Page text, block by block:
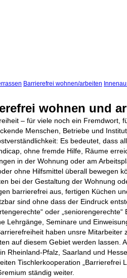
Barrierefrei wohnen/arbeiten
wohnen und
– für viele noch ein Fremdwort,
Menschen, Betriebe und
Es bedeutet, dass
ohne fremde Hilfe, Räume
in der Wohnung oder am
ohne Hilfsmittel überall bewegen
bei der Gestaltung der Wohnung
barrierefrei aus, fertigen Küchen
sind ohne dass der Eindruck
oder
Lehrgänge, Seminare und
haben unsre Mitarbeiter
auf diesem Gebiet werden lassen.
Rheinland-Pfalz, Saarland und
Tischlerkooperation „Barrierefrei
ständig weiter.